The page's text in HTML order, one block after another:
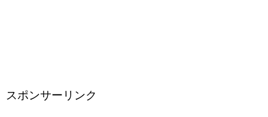
スポンサーリンク